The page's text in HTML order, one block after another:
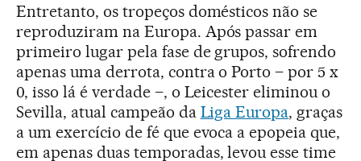
Entretanto, os tropeços domésticos não se
reproduziram na Europa. Após passar em
primeiro lugar pela fase de grupos, sofrendo
apenas uma derrota, contra o Porto – por 5 x
0, isso lá é verdade –, o Leicester eliminou o
Sevilla, atual campeão da Liga Europa, graças
a um exercício de fé que evoca a epopeia que,
em apenas duas temporadas, levou esse time